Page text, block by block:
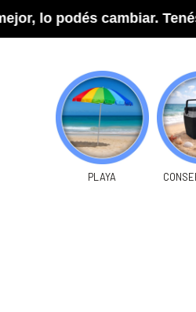
Tenés 5 días para
PLAYA